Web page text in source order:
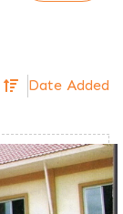
Date Added